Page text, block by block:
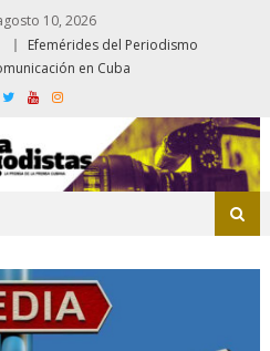
10, 2026
Efemérides del Periodismo
en Cuba